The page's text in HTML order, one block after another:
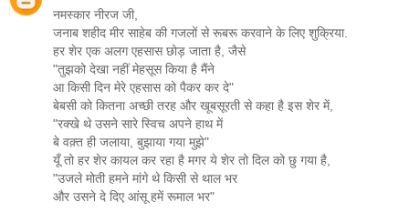
नमस्कार नीरज जी,
जनाब शहीद मीर साहेब की गजलों से रूबरू करवाने के लिए शुक्रिया.
हर शेर एक अलग एहसास छोड़ जाता है, जैसे
"तुझको देखा नहीं मेहसूस किया है मैंने
आ किसी दिन मेरे एहसास को पैकर कर दे"
बेबसी को कितना अच्छी तरह और खूबसूरती से कहा है इस शेर में,
"रक्खे थे उसने सारे स्विच अपने हाथ में
बे वक़्त ही जलाया, बुझाया गया मुझे"
यूँ तो हर शेर कायल कर रहा है मगर ये शेर तो दिल को छु गया है,
"उजले मोती हमने मांगे थे किसी से थाल भर
और उसने दे दिए आंसू हमें रूमाल भर"